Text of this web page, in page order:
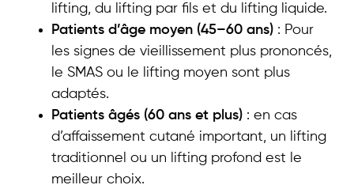
lifting, du lifting par fils et du lifting liquide.
Patients d’âge moyen (45–60 ans) : Pour
les signes de vieillissement plus prononcés,
le SMAS ou le lifting moyen sont plus
adaptés.
Patients âgés (60 ans et plus) : en cas
d’affaissement cutané important, un lifting
traditionnel ou un lifting profond est le
meilleur choix.